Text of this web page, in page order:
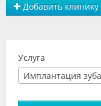
Вакансии
Объявления
Добавить клинику
Услуга
Имплантация